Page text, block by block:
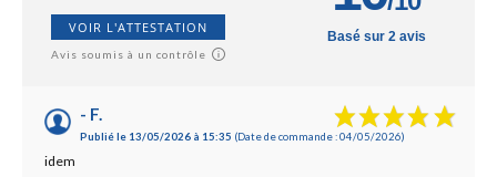
VOIR L'ATTESTATION
Avis soumis à un contrôle
Basé sur 2 avis
- F.
Publié le 13/05/2026 à 15:35 (Date de commande : 04/05/2026)
idem